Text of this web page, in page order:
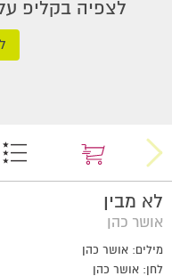
לצפיה בקליפ
לא מבין
אושר כהן
מילים: אושר כהן
לחן: אושר כהן